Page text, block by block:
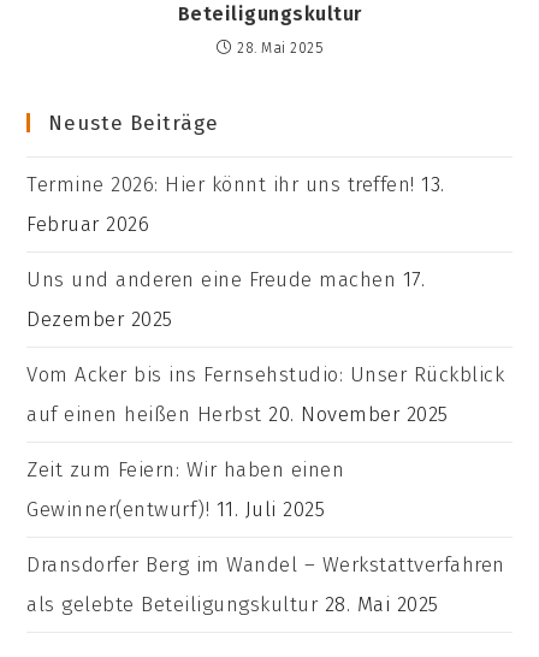
Beteiligungskultur
28. Mai 2025
Neuste Beiträge
Termine 2026: Hier könnt ihr uns treffen! 13.
Februar 2026
Uns und anderen eine Freude machen 17.
Dezember 2025
Vom Acker bis ins Fernsehstudio: Unser Rückblick
auf einen heißen Herbst 20. November 2025
Zeit zum Feiern: Wir haben einen
Gewinner(entwurf)! 11. Juli 2025
Dransdorfer Berg im Wandel – Werkstattverfahren
als gelebte Beteiligungskultur 28. Mai 2025